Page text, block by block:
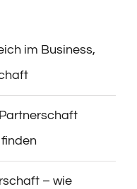
im Business,
– wie